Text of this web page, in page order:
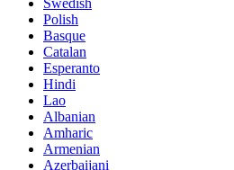
Swedish
Polish
Basque
Catalan
Esperanto
Hindi
Lao
Albanian
Amharic
Armenian
Azerbaijani